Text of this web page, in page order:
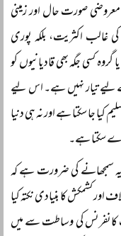
صورت حال اور زمینی
غالب اکثریت، بلکہ پوری
کسی جگہ بھی قادیانیوں کو
لیے تیار نہیں ہے۔ اس لیے
کیا جا سکتا ہے اور نہ ہی دنیا
سکتا ہے۔
یہ سمجھانے کی ضرورت ہے کہ
کشمکش کا بنیادی نکتہ کیا
کانفرنس کی وساطت سے میں